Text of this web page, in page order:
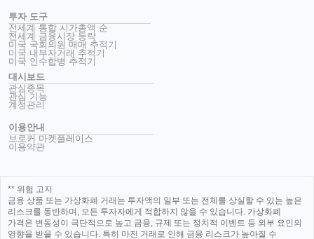
투자 도구
전세계 통합 시가총액 순
전세계 금융시장 등락
미국 국회의원 매매 추적기
미국 내부자거래 추적기
미국 인수합병 추적기
대시보드
관심종목
관심 기능
계정관리
이용안내
브로커 마켓플레이스
이용약관
** 위험 고지
금융 상품 또는 가상화폐 거래는 투자액의 일부 또는 전체를 상실할 수 있는 높은
리스크를 동반하며, 모든 투자자에게 적합하지 않을 수 있습니다. 가상화폐
가격은 변동성이 극단적으로 높고 금융, 규제 또는 정치적 이벤트 등 외부 요인의
영향을 받을 수 있습니다. 특히 마진 거래로 인해 금융 리스크가 높아질 수